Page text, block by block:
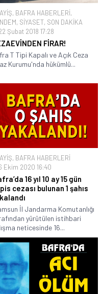
, BAFRA HABERLERİ,
, SİYASET, SON DAKİKA
Şubat 2018 17:28
FİRAR!
T Tipi Kapalı ve Açık Ceza
Kurumu'nda hükümlü...
, BAFRA HABERLERİ
Ekim 2020 16:40
16 yıl 10 ay 15 gün
cezası bulunan 1 şahıs
İl Jandarma Komutanlığı
yürütülen istihbari
neticesinde 16...